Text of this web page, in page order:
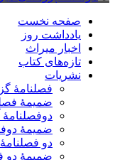
صفحه نخست
یادداشت روز
اخبار میراث
تازه‌های کتاب
نشریات
فصلنامۀ
ضمیمۀ
دوفصلنامۀ
ضمیمۀ
دو
ضمیمۀ دو